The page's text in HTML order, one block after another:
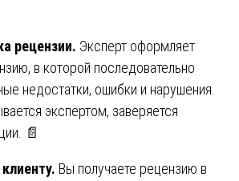
рецензии. Эксперт оформляет
в которой последовательно
недостатки, ошибки и нарушения.
экспертом, заверяется
📄
Вы получаете рецензию в